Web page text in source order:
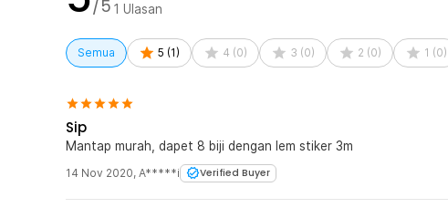
4 x Dudukan Curve GoPro
4 x Dudukan Flat GoPro
4 x Stiker Perekat Curve
/5 1 Ulasan
Semua 5 (1) 4 (0) 3 (0) 2 (0) 1 (0)
Sip
Mantap murah, dapet 8 biji dengan lem stiker 3m
14 Nov 2020, A*****i Verified Buyer